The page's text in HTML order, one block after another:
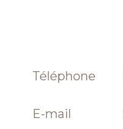
Téléphone
E-mail